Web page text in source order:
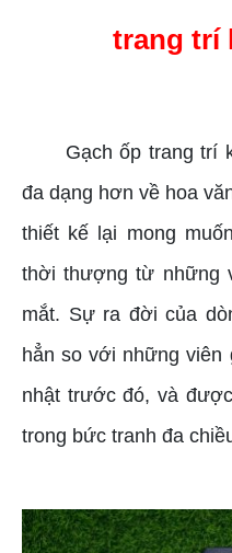
trang trí
Gạch ốp trang trí
đa dạng hơn về hoa
thiết kế lại mong
thời thượng từ những
mắt. Sự ra đời của
hẳn so với những viên
nhật trước đó, và
trong bức tranh đa